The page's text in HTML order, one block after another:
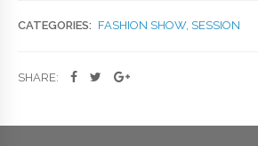
CATEGORIES: FASHION SHOW, SESSION
SHARE: